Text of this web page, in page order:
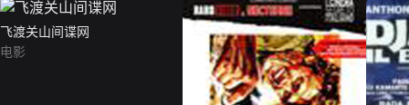
飞渡关山间谍网
电影